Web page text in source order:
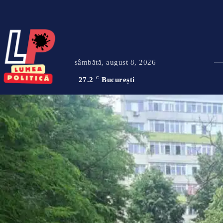
sâmbătă, august 8, 2026
27.2 C București